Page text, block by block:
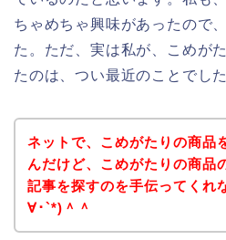
ちゃめちゃ興味があったので
た。ただ、実は私が、こめが
たのは、つい最近のことでし
ネットで、こめがたりの商品
んだけど、こめがたりの商品
記事を探すのを手伝ってくれ
∀･`*)＾＾